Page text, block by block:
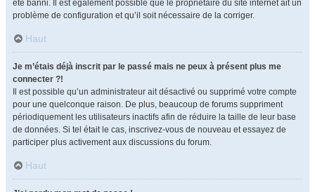
été banni. Il est également possible que le propriétaire du site internet ait un
problème de configuration et qu’il soit nécessaire de la corriger.
Haut
Je m’étais déjà inscrit par le passé mais ne peux à présent plus me
connecter ?!
Il est possible qu’un administrateur ait désactivé ou supprimé votre compte
pour une quelconque raison. De plus, beaucoup de forums suppriment
périodiquement les utilisateurs inactifs afin de réduire la taille de leur base
de données. Si tel était le cas, inscrivez-vous de nouveau et essayez de
participer plus activement aux discussions du forum.
Haut